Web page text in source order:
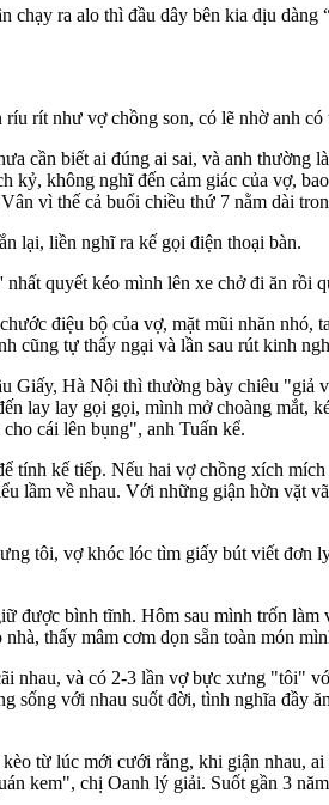
ra alo thì đầu dây bên kia dịu
rít như vợ chồng son, có lẽ nhờ anh
cần biết ai đúng ai sai, và anh
không nghĩ đến cảm giác của vợ,
vì thế cả buổi chiều thứ 7 nằm dài
lại, liền nghĩ ra kế gọi điện thoại bàn.
quyết kéo mình lên xe chở đi ăn rồi
điệu bộ của vợ, mặt mũi nhăn
cũng tự thấy ngại và lần sau rút kinh
Giấy, Hà Nội thì thường bày chiêu
lay lay gọi gọi, mình mở choàng
cái lên bụng", anh Tuấn kể.
tính kế tiếp. Nếu hai vợ chồng xích
lầm về nhau. Với những giận hờn vặt
tôi, vợ khóc lóc tìm giấy bút viết
được bình tĩnh. Hôm sau mình trốn
thấy mâm cơm dọn sẵn toàn món
nhau, và có 2-3 lần vợ bực xưng
với nhau suốt đời, tình nghĩa đầy
từ lúc mới cưới rằng, khi giận nhau,
kem", chị Oanh lý giải. Suốt gần 3